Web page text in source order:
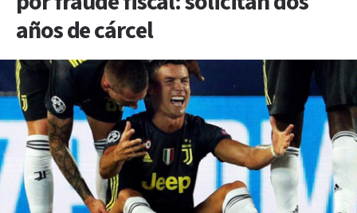
años de cárcel